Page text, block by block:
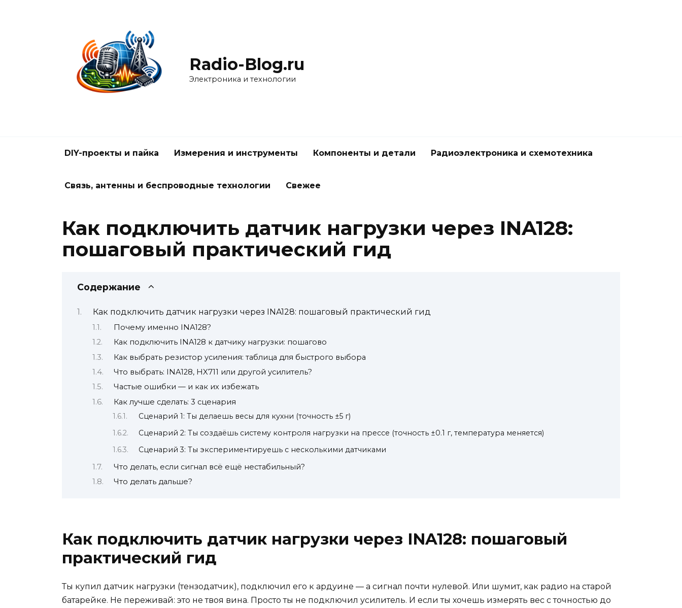
Radio-Blog.ru
Электроника и технологии
DIY-проекты и пайка Измерения и инструменты Компоненты и детали Радиоэлектроника и схемотехника
Связь, антенны и беспроводные технологии Свежее
Как подключить датчик нагрузки через INA128:
пошаговый практический гид
Содержание
Как подключить датчик нагрузки через INA128: пошаговый практический гид
Почему именно INA128?
Как подключить INA128 к датчику нагрузки: пошагово
Как выбрать резистор усиления: таблица для быстрого выбора
Что выбрать: INA128, HX711 или другой усилитель?
Частые ошибки — и как их избежать
Как лучше сделать: 3 сценария
Сценарий 1: Ты делаешь весы для кухни (точность ±5 г)
Сценарий 2: Ты создаёшь систему контроля нагрузки на прессе (точность ±0.1 г, температура меняется)
Сценарий 3: Ты экспериментируешь с несколькими датчиками
Что делать, если сигнал всё ещё нестабильный?
Что делать дальше?
Как подключить датчик нагрузки через INA128: пошаговый
практический гид
Ты купил датчик нагрузки (тензодатчик), подключил его к ардуине — а сигнал почти нулевой. Или шумит, как радио на старой
батарейке. Не переживай: это не твоя вина. Просто ты не подключил усилитель. И если ты хочешь измерять вес с точностью до